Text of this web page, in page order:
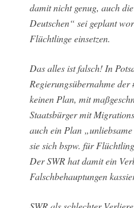
damit nicht genug, auch
Deutschen“ sei geplant
Flüchtlinge einsetzen.
Das alles ist falsch! In
Regierungsübernahme
keinen Plan, mit
Staatsbürger mit
auch ein Plan
sie sich bspw. für
Der SWR hat damit ein
Falschbehauptungen